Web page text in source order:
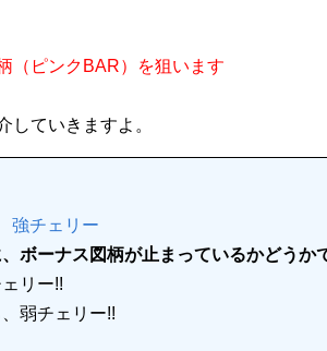
（ピンクBAR）を狙います
していきますよ。
ボーナス図柄が止まっているかどうか
リー!!
弱チェリー!!